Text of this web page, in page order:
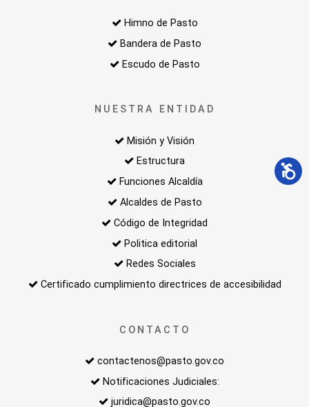
Himno de Pasto
Bandera de Pasto
Escudo de Pasto
NUESTRA ENTIDAD
Misión y Visión
Estructura
Funciones Alcaldía
Alcaldes de Pasto
Código de Integridad
Politica editorial
Redes Sociales
Certificado cumplimiento directrices de accesibilidad
CONTACTO
contactenos@pasto.gov.co
Notificaciones Judiciales:
juridica@pasto.gov.co